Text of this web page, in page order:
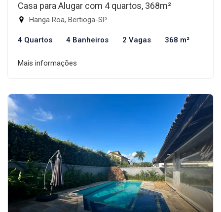
Casa para Alugar com 4 quartos, 368m²
Hanga Roa, Bertioga-SP
4 Quartos 4 Banheiros 2 Vagas 368 m²
Mais informações